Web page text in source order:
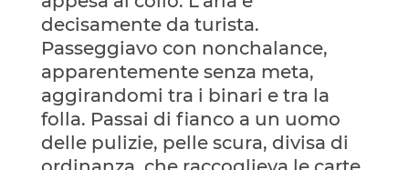
decisamente da turista.
Passeggiavo con nonchalance,
apparentemente senza meta,
aggirandomi tra i binari e tra la
folla. Passai di fianco a un uomo
delle pulizie, pelle scura, divisa di